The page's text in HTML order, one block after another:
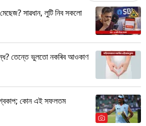
সাৱধান, লুটি নিব সকলো
তেন্তে ভুলতো নকৰিব আওকাণ
কোন এই সফলতম